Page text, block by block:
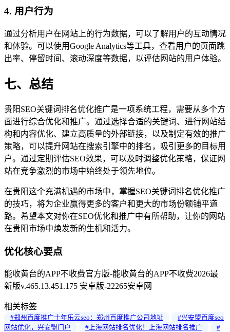
4. 用户行为
通过分析用户在网站上的行为数据，可以了解用户的互动情况
和体验。可以使用Google Analytics等工具，查看用户的页面跳
出率、停留时间、滚动深度等数据，以评估网站的用户体验。
七、总结
贵阳SEO关键词排名优化推广是一项系统工程，需要从多个方
面进行综合优化和推广。通过选择合适的关键词、进行网站结
构和内容优化、建立高质量的外部链接，以及制定有效的推广
策略，可以提升网站在搜索引擎中的排名，吸引更多的目标用
户。通过定期评估SEO效果，可以及时调整优化策略，保证网
站在竞争激烈的市场中始终处于领先地位。
在贵阳这个充满机遇的市场中，掌握SEO关键词排名优化推广
的技巧，将为企业赢得更多的客户和更大的市场份额铺平道
路。希望本文对你在SEO优化和推广中有所帮助，让你的网站
在贵阳市场中焕发新的生机和活力。
优化核心要点
能收黄台的APP不收费官方版-能收黄台的APP不收费2026最
新版v.465.13.451.175 安卓版-22265安卓网
相关标签
#郑州百度推广十年乐云seo：郑州百度推广公司地址
#兴安盟百度seo
网站优化，兴安盟门户
#上海网站排名优化！上海网站排名推广
#